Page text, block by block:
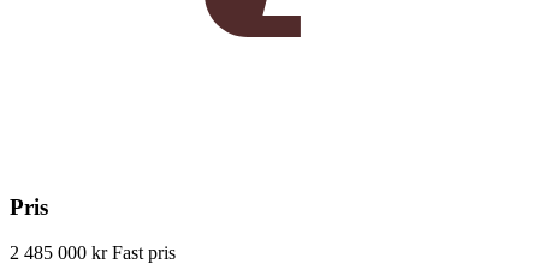
Pris
2 485 000 kr Fast pris